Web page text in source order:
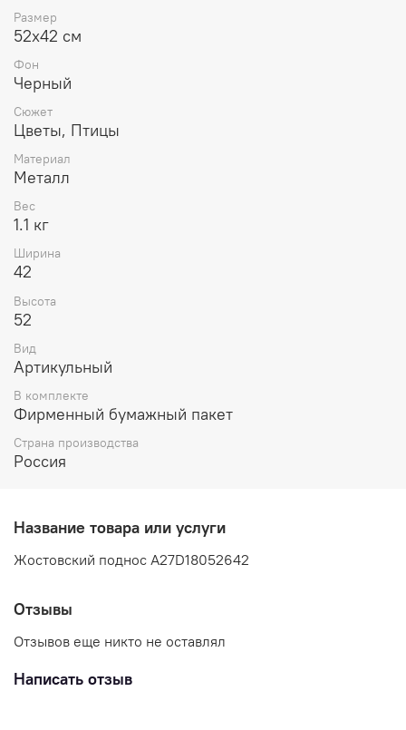
Размер
52х42 см
Фон
Черный
Сюжет
Цветы, Птицы
Материал
Металл
Вес
1.1 кг
Ширина
42
Высота
52
Вид
Артикульный
В комплекте
Фирменный бумажный пакет
Страна производства
Россия
Название товара или услуги
Жостовский поднос A27D18052642
Отзывы
Отзывов еще никто не оставлял
Написать отзыв